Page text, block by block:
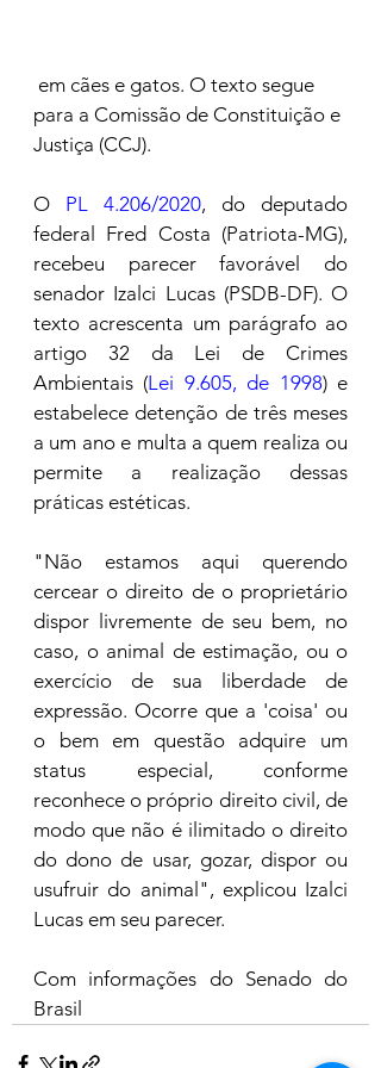
para a Comissão de Constituição e
Justiça (CCJ).
O PL 4.206/2020, do deputado
federal Fred Costa (Patriota-MG),
recebeu parecer favorável do
senador Izalci Lucas (PSDB-DF). O
texto acrescenta um parágrafo ao
artigo 32 da Lei de Crimes
Ambientais (Lei 9.605, de 1998) e
estabelece detenção de três meses
a um ano e multa a quem realiza ou
permite a realização dessas
práticas estéticas.
"Não estamos aqui querendo
cercear o direito de o proprietário
dispor livremente de seu bem, no
caso, o animal de estimação, ou o
exercício de sua liberdade de
expressão. Ocorre que a 'coisa' ou
o bem em questão adquire um
status especial, conforme
reconhece o próprio direito civil, de
modo que não é ilimitado o direito
do dono de usar, gozar, dispor ou
usufruir do animal", explicou Izalci
Lucas em seu parecer.
Com informações do Senado do
Brasil